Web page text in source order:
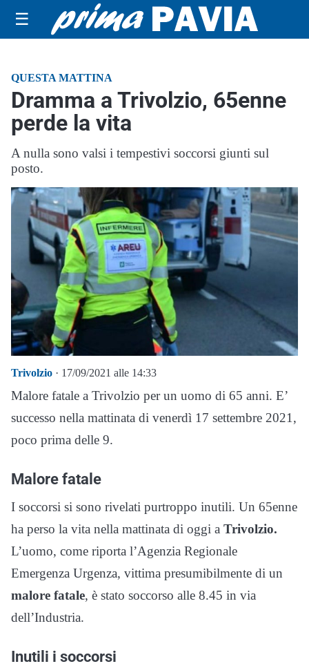
☰
QUESTA MATTINA
Dramma a Trivolzio, 65enne
perde la vita
A nulla sono valsi i tempestivi soccorsi giunti sul
posto.
Trivolzio · 17/09/2021 alle 14:33
Malore fatale a Trivolzio per un uomo di 65 anni. E’
successo nella mattinata di venerdì 17 settembre 2021,
poco prima delle 9.
Malore fatale
I soccorsi si sono rivelati purtroppo inutili. Un 65enne
ha perso la vita nella mattinata di oggi a Trivolzio.
L’uomo, come riporta l’Agenzia Regionale
Emergenza Urgenza, vittima presumibilmente di un
malore fatale, è stato soccorso alle 8.45 in via
dell’Industria.
Inutili i soccorsi